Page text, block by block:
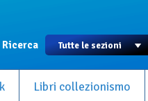
Ricerca
Libri collezionismo